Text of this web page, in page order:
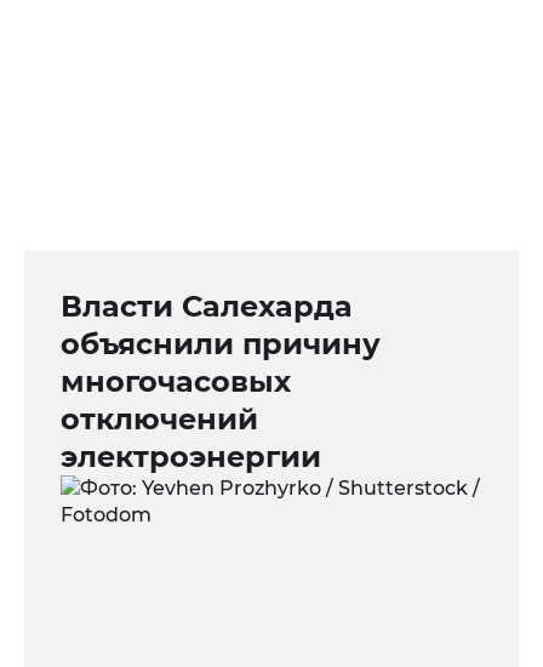
Власти Салехарда
объяснили причину
многочасовых
отключений
электроэнергии